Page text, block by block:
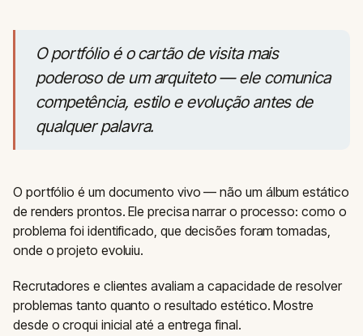
O portfólio é o cartão de visita mais
poderoso de um arquiteto — ele comunica
competência, estilo e evolução antes de
qualquer palavra.
O portfólio é um documento vivo — não um álbum estático
de renders prontos. Ele precisa narrar o processo: como o
problema foi identificado, que decisões foram tomadas,
onde o projeto evoluiu.
Recrutadores e clientes avaliam a capacidade de resolver
problemas tanto quanto o resultado estético. Mostre
desde o croqui inicial até a entrega final.